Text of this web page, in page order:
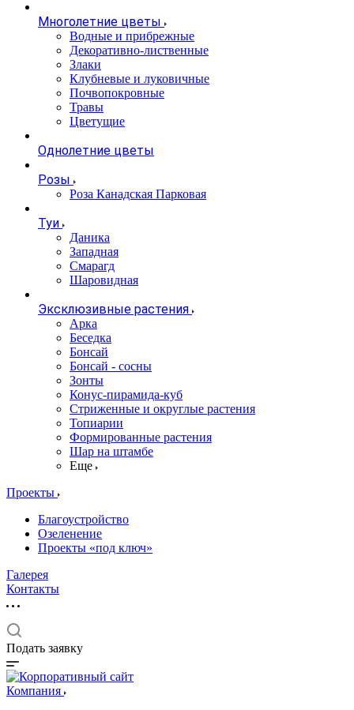
Многолетние цветы
Водные и прибрежные
Декоративно-лиственные
Злаки
Клубневые и луковичные
Почвопокровные
Травы
Цветущие
Однолетние цветы
Розы
Роза Канадская Парковая
Туи
Даника
Западная
Смарагд
Шаровидная
Эксклюзивные растения
Арка
Беседка
Бонсай
Бонсай - сосны
Зонты
Конус-пирамида-куб
Стриженные и округлые растения
Топиарии
Формированные растения
Шар на штамбе
Еще
Проекты
Благоустройство
Озеленение
Проекты «под ключ»
Галерея
Контакты
Подать заявку
Компания